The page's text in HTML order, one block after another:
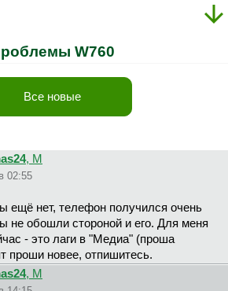
W760
Все новые
, М
02:55
ещё нет, телефон получился очень
не обошли стороной и его. Для меня
- это лаги в "Медиа" (проша
проши новее, отпишитесь.
, М